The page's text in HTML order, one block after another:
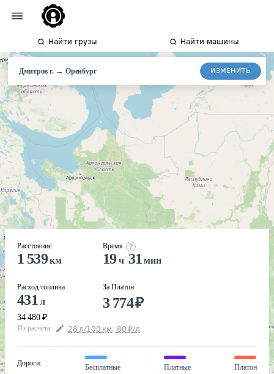
Найти грузы Найти машины
Дмитров г. → Оренбург ИЗМЕНИТЬ
Расстояние
1 539км
Расход топлива
431 л
34 480 ₽
Время
19ч 31 мин
За Платон
3 774₽
Из расчёта: 28 л/100 км, 80 ₽/л
Дороги:
Бесплатные Платные Платон